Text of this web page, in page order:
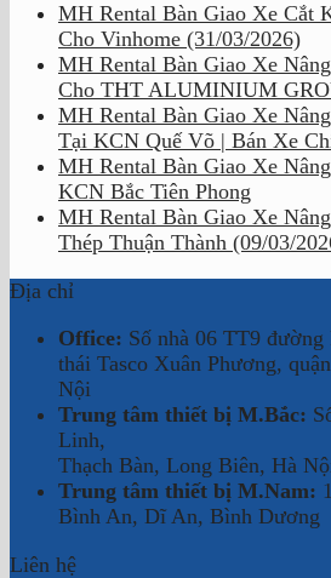
MH Rental Bàn Giao Xe Cắt
Cho Vinhome (31/03/2026)
MH Rental Bàn Giao Xe
Cho THT ALUMINIUM
MH Rental Bàn Giao Xe
Tại KCN Quế Võ | Bán Xe
MH Rental Bàn Giao Xe
KCN Bắc Tiên Phong
MH Rental Bàn Giao Xe
Thép Thuận Thành (09/03/
Địa chỉ
Office: Số nhà 06 TT9
thái Tasco Xuân Phương,
Nội
Trung tâm thiết bị M.Bắc:
Linh,
Thạch Bàn, Long Biên, Hà
Trung tâm thiết bị M.Nam:
Bình An, Dĩ An, Bình Dương
Liên hệ